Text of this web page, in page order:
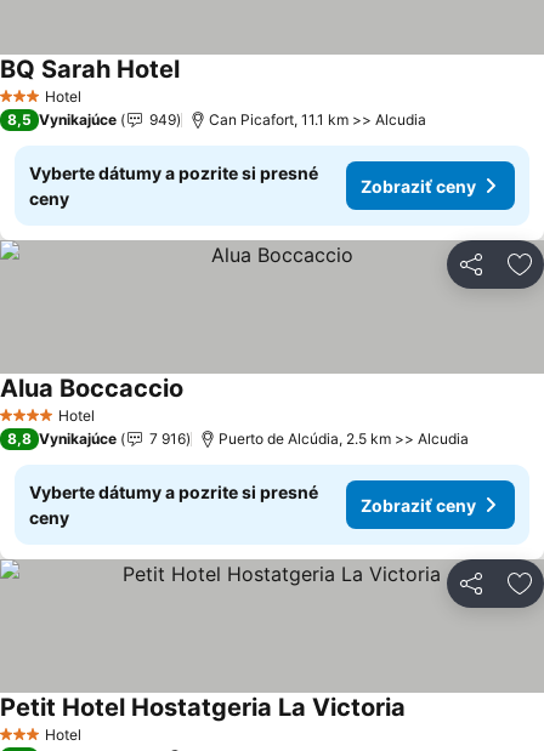
3 Počet hviezdičiek
Hotel
BQ Sarah HotelZobraziť ceny
8,5 Vynikajúce 949 Can Picafort, 11.1 km >> Alcudia
Vyberte dátumy a pozrite si presné
ceny
Zobraziť ceny
Zdieľať
4 Počet hviezdičiek
Hotel
Alua Boccaccio
8,8 Vynikajúce 7 916 Puerto de Alcúdia, 2.5 km >> Alcudia
Vyberte dátumy a pozrite si presné
ceny
Zobraziť ceny
Zdieľať
3 Počet hviezdičiek
Hotel
Petit Hotel Hostatgeria La Victoria